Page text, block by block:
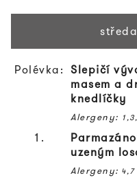
Polévka: Slepičí
masem a
knedlíčky
Alergeny:
1.
uzeným
Alergeny: 4,7